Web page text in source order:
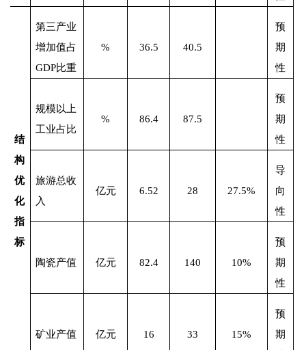
结
构
优
化
指
标
第三产业
增加值占
GDP比重
% 36.5 40.5
预
期
性
规模以上
工业占比
% 86.4 87.5
预
期
性
旅游总收
入
亿元 6.52 28 27.5%
导
向
性
陶瓷产值 亿元 82.4 140 10%
预
期
性
矿业产值 亿元 16 33 15%
预
期